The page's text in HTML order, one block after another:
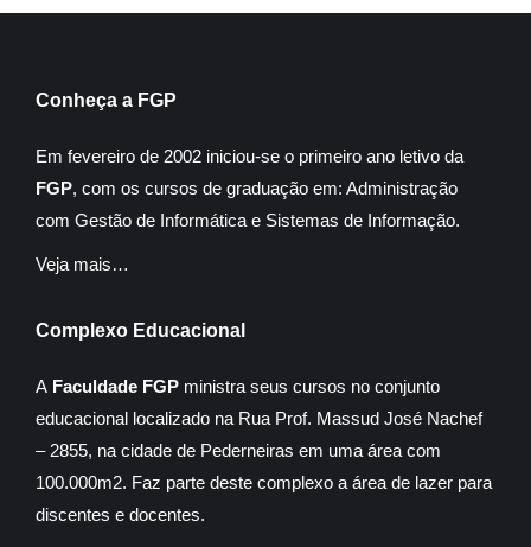
Conheça a FGP
Em fevereiro de 2002 iniciou-se o primeiro ano letivo da
FGP, com os cursos de graduação em: Administração
com Gestão de Informática e Sistemas de Informação.
Veja mais…
Complexo Educacional
A Faculdade FGP ministra seus cursos no conjunto
educacional localizado na Rua Prof. Massud José Nachef
– 2855, na cidade de Pederneiras em uma área com
100.000m2. Faz parte deste complexo a área de lazer para
discentes e docentes.